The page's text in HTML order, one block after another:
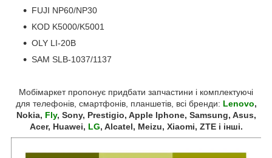
FUJI NP60/NP30
KOD K5000/K5001
OLY LI-20B
SAM SLB-1037/1137
Мобімаркет пропонує придбати запчастини і комплектуючі
для телефонів, смартфонів, планшетів, всі бренди: Lenovo,
Nokia, Fly, Sony, Prestigio, Apple Iphone, Samsung, Asus,
Acer, Huawei, LG, Alcatel, Meizu, Xiaomi, ZTE і інші.